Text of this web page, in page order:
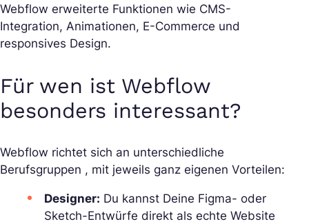
Webflow erweiterte Funktionen wie CMS-
Integration, Animationen, E-Commerce und
responsives Design.
Für wen ist Webflow
besonders interessant?
Webflow richtet sich an unterschiedliche
Berufsgruppen , mit jeweils ganz eigenen Vorteilen:
Designer: Du kannst Deine Figma- oder
Sketch-Entwürfe direkt als echte Website